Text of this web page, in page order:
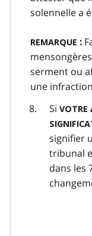
solennelle a
REMARQUE :
serment ou
une
Si VOTRE
signifier
tribunal
dans les